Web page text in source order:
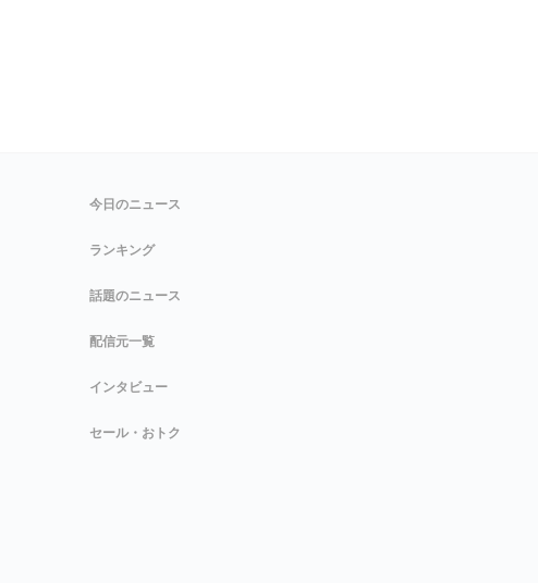
今日のニュース
ランキング
話題のニュース
配信元一覧
インタビュー
セール・おトク